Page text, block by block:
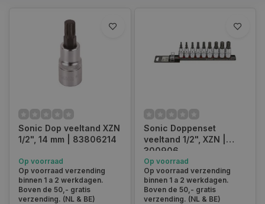
Sonic Dop veeltand XZN
1/2", 14 mm | 83806214
Op voorraad
Op voorraad verzending
binnen 1 a 2 werkdagen.
Boven de 50,- gratis
verzending. (NL & BE)
Sonic Doppenset
veeltand 1/2", XZN |
300906
Op voorraad
Op voorraad verzending
binnen 1 a 2 werkdagen.
Boven de 50,- gratis
verzending. (NL & BE)